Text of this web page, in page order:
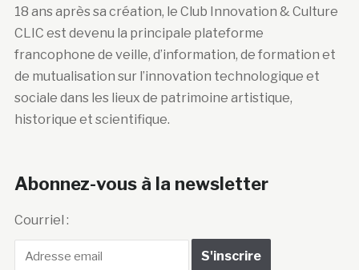
18 ans après sa création, le Club Innovation & Culture
CLIC est devenu la principale plateforme
francophone de veille, d’information, de formation et
de mutualisation sur l’innovation technologique et
sociale dans les lieux de patrimoine artistique,
historique et scientifique.
Abonnez-vous à la newsletter
Courriel :